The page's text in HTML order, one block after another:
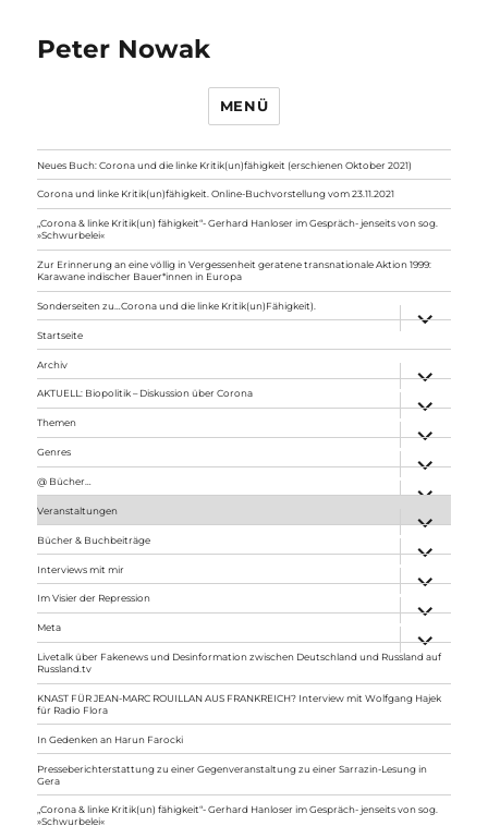
Peter Nowak
MENÜ
Neues Buch: Corona und die linke Kritik(un)fähigkeit (erschienen Oktober 2021)
Corona und linke Kritik(un)fähigkeit. Online-Buchvorstellung vom 23.11.2021
„Corona & linke Kritik(un) fähigkeit“- Gerhard Hanloser im Gespräch- jenseits von sog.
»Schwurbelei«
Zur Erinnerung an eine völlig in Vergessenheit geratene transnationale Aktion 1999:
Karawane indischer Bauer*innen in Europa
Sonderseiten zu…Corona und die linke Kritik(un)Fähigkeit).
anzeigen
Startseite
Archiv
anzeigen
AKTUELL: Biopolitik – Diskussion über Corona
anzeigen
Themen
anzeigen
Genres
anzeigen
@ Bücher…
Veranstaltungen
anzeigen
Bücher & Buchbeiträge
anzeigen
Interviews mit mir
anzeigen
Im Visier der Repression
anzeigen
Meta
anzeigen
Livetalk über Fakenews und Desinformation zwischen Deutschland und Russland auf
Russland.tv
KNAST FÜR JEAN-MARC ROUILLAN AUS FRANKREICH? Interview mit Wolfgang Hajek
für Radio Flora
In Gedenken an Harun Farocki
Presseberichterstattung zu einer Gegenveranstaltung zu einer Sarrazin-Lesung in
Gera
„Corona & linke Kritik(un) fähigkeit“- Gerhard Hanloser im Gespräch- jenseits von sog.
»Schwurbelei«